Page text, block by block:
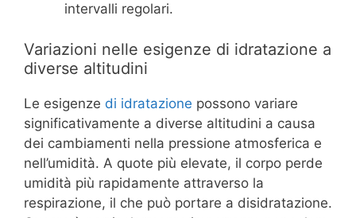
intervalli regolari.
Variazioni nelle esigenze di idratazione a
diverse altitudini
Le esigenze di idratazione possono variare
significativamente a diverse altitudini a causa
dei cambiamenti nella pressione atmosferica e
nell’umidità. A quote più elevate, il corpo perde
umidità più rapidamente attraverso la
respirazione, il che può portare a disidratazione.